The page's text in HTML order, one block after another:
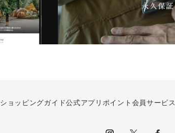
ショッピングガイド公式アプリ ポイント会員サービス